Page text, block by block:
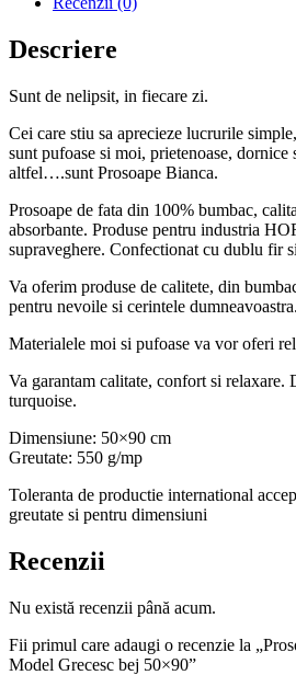
Descriere
Sunt de nelipsit, in fiecare zi.
Cei care stiu sa aprecieze lucrurile
sunt pufoase si moi, prietenoase, dornice
altfel….sunt Prosoape Bianca.
Prosoape de fata din 100% bumbac,
absorbante. Produse pentru industria
supraveghere. Confectionat cu dublu fir
Va oferim produse de calitete, din
pentru nevoile si cerintele dumneavoastra.
Materialele moi si pufoase va vor oferi
Va garantam calitate, confort si relaxare.
turquoise.
Dimensiune: 50×90 cm
Greutate: 550 g/mp
Toleranta de productie international
greutate si pentru dimensiuni
Recenzii
Nu există recenzii până acum.
Fii primul care adaugi o recenzie la
Model Grecesc bej 50×90”